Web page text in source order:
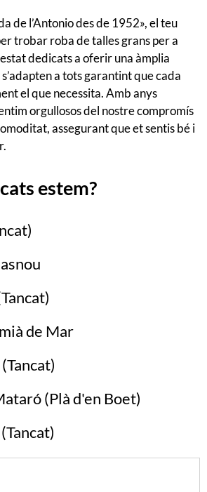
de l’Antonio des de 1952», el teu
trobar roba de talles grans per a
dedicats a oferir una àmplia
a tots garantint que cada
el que necessita. Amb anys
orgullosos del nostre compromís
assegurant que et sentis bé i
estem?
de Mar
(Tancat)
(Plà d'en Boet)
(Tancat)